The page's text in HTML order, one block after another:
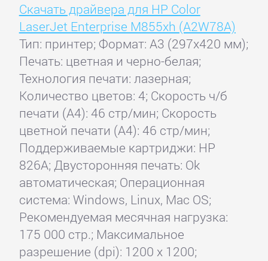
Скачать драйвера для HP Color
LaserJet Enterprise M855xh (A2W78A)
Тип: принтер; Формат: A3 (297x420 мм);
Печать: цветная и черно-белая;
Технология печати: лазерная;
Количество цветов: 4; Скорость ч/б
печати (А4): 46 стр/мин; Скорость
цветной печати (А4): 46 стр/мин;
Поддерживаемые картриджи: HP
826A; Двусторонняя печать: Ok
автоматическая; Операционная
система: Windows, Linux, Mac OS;
Рекомендуемая месячная нагрузка:
175 000 стр.; Максимальное
разрешение (dpi): 1200 x 1200;